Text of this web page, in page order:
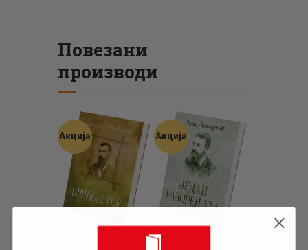
Повезани
производи
Акција Акција